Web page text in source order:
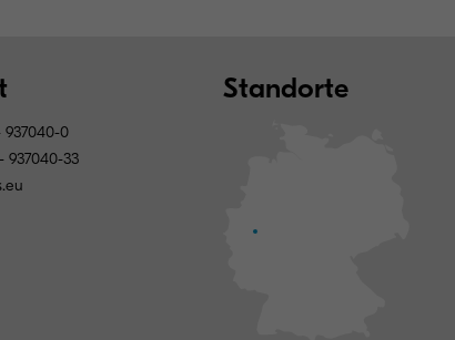
937040-0
937040-33
Standorte